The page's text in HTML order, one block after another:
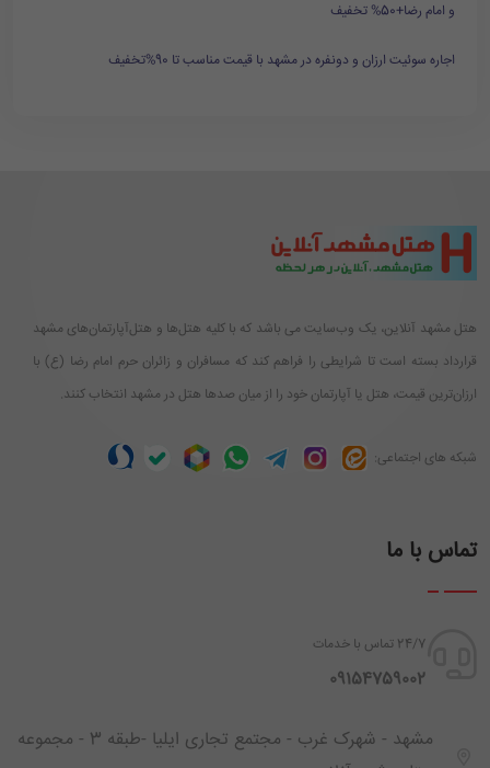
و امام رضا+50% تخفیف
اجاره سوئیت ارزان و دونفره در مشهد با قیمت مناسب تا 90%تخفیف
هتل مشهد آنلاین، یک وب‌سایت می باشد که با کلیه هتل‌ها و هتل‌آپارتمان‌های مشهد
قرارداد بسته است تا شرایطی را فراهم کند که مسافران و زائران حرم امام رضا (ع) با
ارزان‌ترین قیمت، هتل یا آپارتمان خود را از میان صدها هتل در مشهد انتخاب کنند.
شبکه های اجتماعی:
تماس با ما
24/7 تماس با خدمات
‪ 09154759002
مشهد - شهرک غرب - مجتمع تجاری ایلیا -طبقه 3 - مجموعه